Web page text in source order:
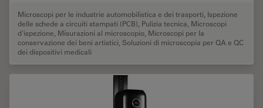
Microscopi per le industrie automobilistica e dei trasporti Ispezione
delle schede a circuiti stampati (PCB) Pulizia tecnica Microscopi
d'ispezione Misurazioni al microscopio Microscopi per la
conservazione dei beni artistici Soluzioni di microscopia per QA e QC
dei dispositivi medicali